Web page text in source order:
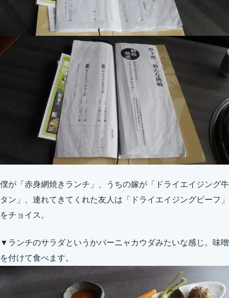
僕が「赤身網焼きランチ」、うちの嫁が「ドライエイジング牛
タン」、連れてきてくれた友人は「ドライエイジングビーフ」
をチョイス。
▼ランチのサラダというかバーニャカウダみたいな感じ。味噌
を付けて食べます。